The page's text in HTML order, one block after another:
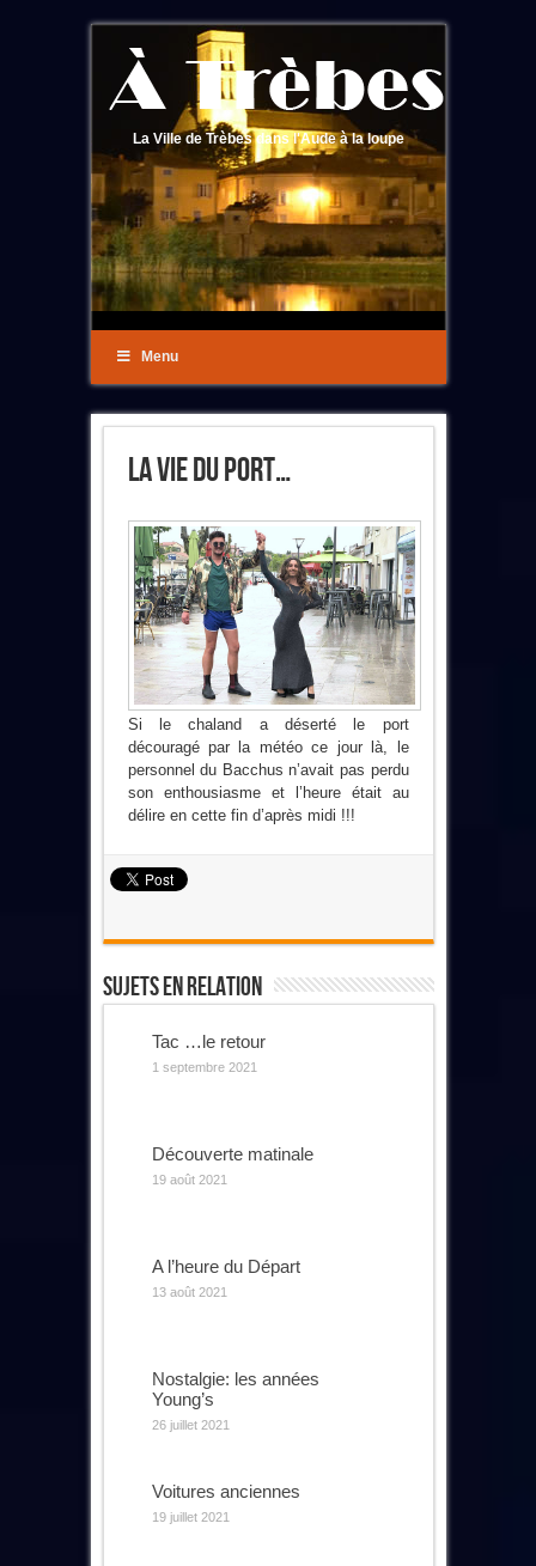
La Ville de Trèbes dans l'Aude à la loupe
Menu
La Vie Du Port…
Si le chaland a déserté le port
découragé par la météo ce jour là, le
personnel du Bacchus n’avait pas perdu
son enthousiasme et l’heure était au
délire en cette fin d’après midi !!!
Sujets En Relation
Tac …le retour
1 septembre 2021
Découverte matinale
19 août 2021
A l’heure du Départ
13 août 2021
Nostalgie: les années
Young’s
26 juillet 2021
Voitures anciennes
19 juillet 2021